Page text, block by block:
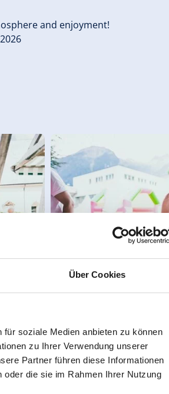
Über Cookies
soziale Medien anbieten zu können
zu Ihrer Verwendung unserer
Partner führen diese Informationen
die sie im Rahmen Ihrer Nutzung
and enjoyment!
OUT IN